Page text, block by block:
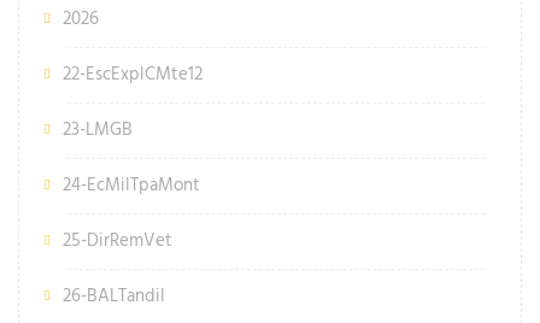
2026
22-EscExplCMte12
23-LMGB
24-EcMilTpaMont
25-DirRemVet
26-BALTandil